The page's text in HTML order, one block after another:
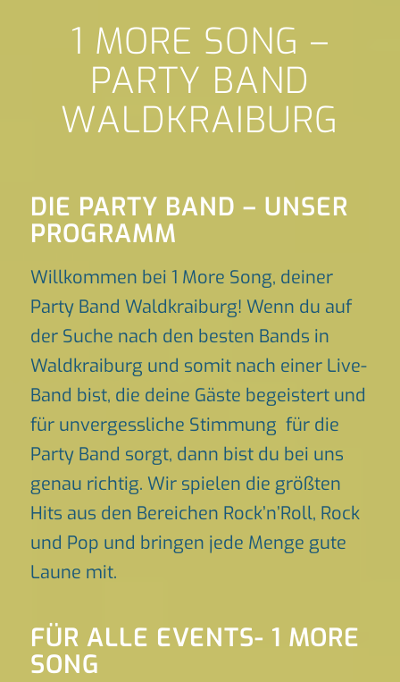
1 MORE SONG –
PARTY BAND
WALDKRAIBURG
DIE PARTY BAND – UNSER
PROGRAMM
Willkommen bei 1 More Song, deiner
Party Band Waldkraiburg! Wenn du auf
der Suche nach den besten Bands in
Waldkraiburg und somit nach einer Live-
Band bist, die deine Gäste begeistert und
für unvergessliche Stimmung für die
Party Band sorgt, dann bist du bei uns
genau richtig. Wir spielen die größten
Hits aus den Bereichen Rock’n’Roll, Rock
und Pop und bringen jede Menge gute
Laune mit.
FÜR ALLE EVENTS- 1 MORE
SONG